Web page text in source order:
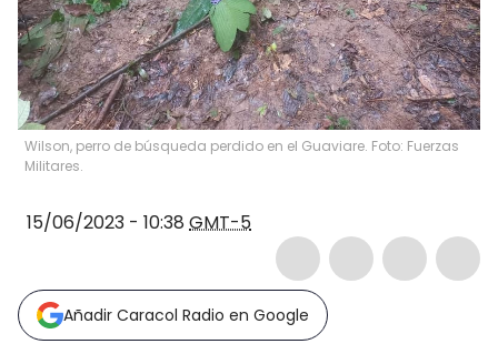
Wilson, perro de búsqueda perdido en el Guaviare. Foto: Fuerzas
Militares.
15/06/2023 - 10:38 GMT-5
Añadir Caracol Radio en Google